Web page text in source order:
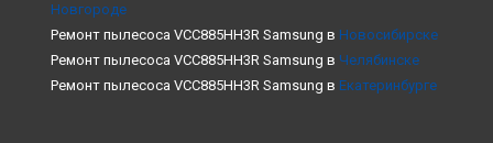
Новгороде
Ремонт пылесоса VCC885HH3R Samsung в Новосибирске
Ремонт пылесоса VCC885HH3R Samsung в Челябинске
Ремонт пылесоса VCC885HH3R Samsung в Екатеринбурге